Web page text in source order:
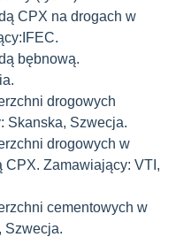
CPX na drogach w
bębnową.
drogowych
Skanska, Szwecja.
drogowych w
Zamawiający: VTI,
cementowych w
Szwecja.